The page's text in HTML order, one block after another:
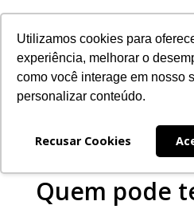
Utilizamos cookies para
experiência, melhorar o
como você interage em nosso
personalizar conteúdo.
Recusar Cookies
ISNI
Expanding
Quem pode